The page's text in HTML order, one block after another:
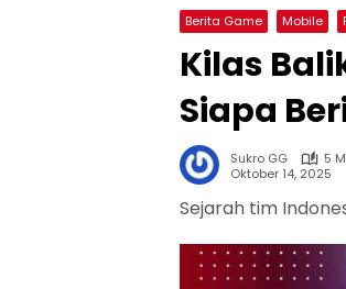
Berita Game Mobile
Kilas
Siapa
Sukro GG
5
Oktober 14, 2025
Sejarah tim